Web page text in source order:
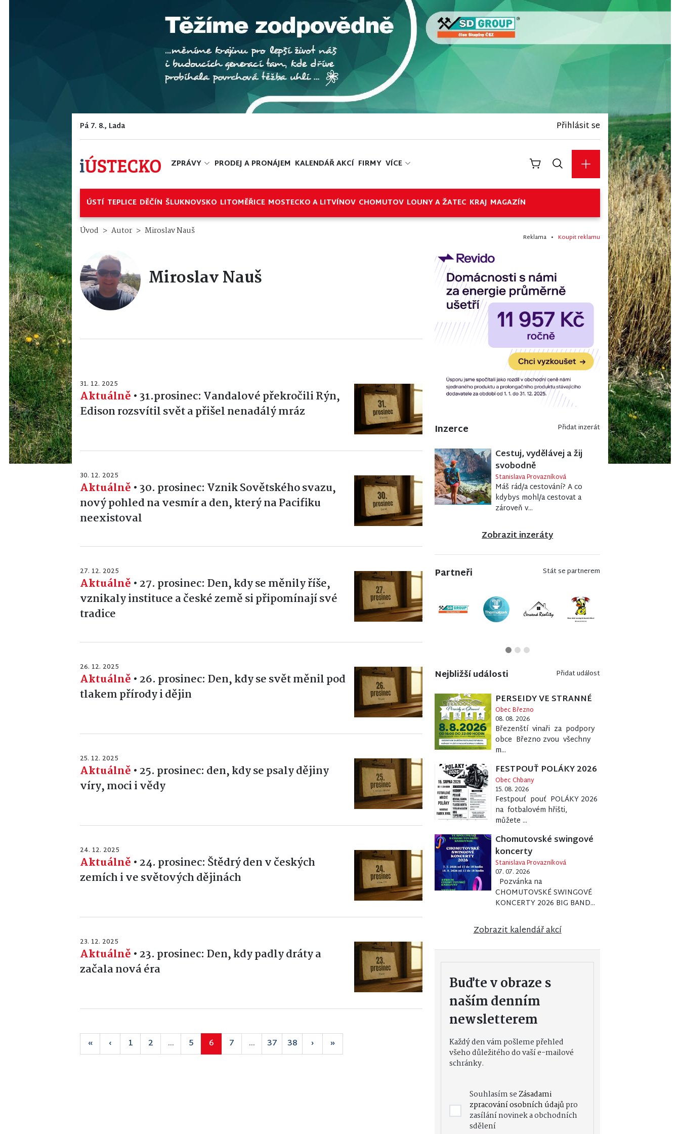
Pá 7. 8., Lada Přihlásit se
ZPRÁVY PRODEJ A PRONÁJEM KALENDÁŘ AKCÍ FIRMY VÍCE
ÚSTÍ TEPLICE DĚČÍN ŠLUKNOVSKO LITOMĚŘICE MOSTECKO A LITVÍNOV CHOMUTOV LOUNY A ŽATEC KRAJ MAGAZÍN
Úvod Autor Miroslav Nauš
Miroslav Nauš
31. 12. 2025
Aktuálně •31.prosinec: Vandalové překročili Rýn,
Edison rozsvítil svět a přišel nenadálý mráz
30. 12. 2025
Aktuálně •30. prosinec: Vznik Sovětského svazu,
nový pohled na vesmír a den, který na Pacifiku
neexistoval
27. 12. 2025
Aktuálně •27. prosinec: Den, kdy se měnily říše,
vznikaly instituce a české země si připomínají své
tradice
26. 12. 2025
Aktuálně •26. prosinec: Den, kdy se svět měnil pod
tlakem přírody i dějin
25. 12. 2025
Aktuálně •25. prosinec: den, kdy se psaly dějiny
víry, moci i vědy
24. 12. 2025
Aktuálně •24. prosinec: Štědrý den v českých
zemích i ve světových dějinách
23. 12. 2025
Aktuálně •23. prosinec: Den, kdy padly dráty a
začala nová éra
« ‹ 1 2 ... 5 6 7 ... 37 38 › »
Reklama • Koupit reklamu
Inzerce Přidat inzerát
Cestuj, vydělávej a žij
svobodně
Stanislava Provazníková
Máš rád/a cestování? A co
kdybys mohl/a cestovat a
zároveň v...
Zobrazit inzeráty
Partneři Stát se partnerem
Nejbližší události Přidat událost
PERSEIDY VE STRANNÉ
Obec Březno
08. 08. 2026
Březenští vinaři za podpory
obce Březno zvou všechny
m...
FESTPOUŤ POLÁKY 2026
Obec Chbany
15. 08. 2026
Festpouť pouť POLÁKY 2026
na fotbalovém hřišti,
můžete ...
Chomutovské swingové
koncerty
Stanislava Provazníková
07. 07. 2026
Pozvánka na
CHOMUTOVSKÉ SWINGOVÉ
KONCERTY 2026 BIG BAND...
Zobrazit kalendář akcí
Buďte v obraze s
naším denním
newsletterem
Každý den vám pošleme přehled
všeho důležitého do vaší e-mailové
schránky.
Souhlasím seZásadami
zpracování osobních údajůpro
zasílání novinek a obchodních
sdělení